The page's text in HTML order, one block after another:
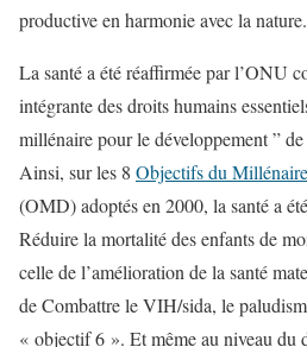
productive en harmonie avec la
La santé a été réaffirmée par l’ONU
intégrante des droits humains
millénaire pour le développement ”
Ainsi, sur les 8 Objectifs du
(OMD) adoptés en 2000, la santé a
Réduire la mortalité des enfants de
celle de l’amélioration de la santé
de Combattre le VIH/sida, le
« objectif 6 ». Et même au niveau du